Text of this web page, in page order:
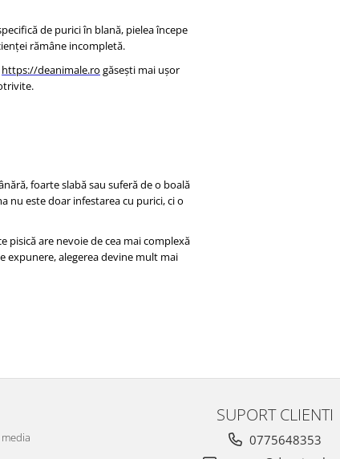
de purici în blană, pielea începe
rămâne incompletă.
https://deanimale.ro găsești mai ușor
foarte slabă sau suferă de o boală
nu este doar infestarea cu purici, ci o
pisică are nevoie de cea mai complexă
expunere, alegerea devine mult mai
SUPORT CLIENTI
0775648353